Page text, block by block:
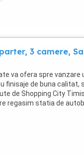
3 camere,
va ofera spre vanzare
finisaje de buna calitat,
de Shopping City
regasim statia de